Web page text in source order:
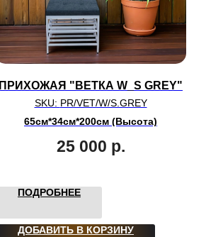
ПРИХОЖАЯ "ВЕТКА W_S GREY"
SKU: PR/VET/W/S.GREY
65см*34см*200см (Высота)
25 000 р.
ПОДРОБНЕЕ
ДОБАВИТЬ В КОРЗИНУ